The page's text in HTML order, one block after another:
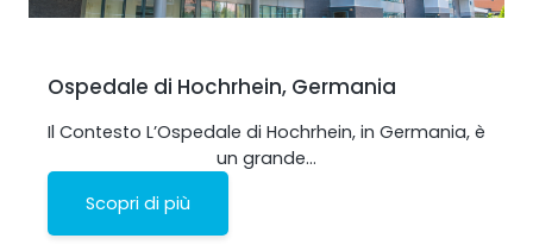
Ospedale di Hochrhein, Germania
Il Contesto L’Ospedale di Hochrhein, in Germania, è
un grande…
Scopri di più